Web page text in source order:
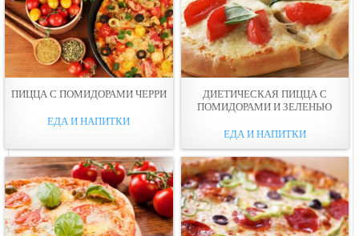
ПИЦЦА С ПОМИДОРАМИ ЧЕРРИ
ЕДА И НАПИТКИ
ДИЕТИЧЕСКАЯ ПИЦЦА С
ПОМИДОРАМИ И ЗЕЛЕНЬЮ
ЕДА И НАПИТКИ